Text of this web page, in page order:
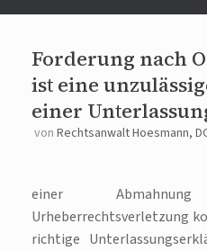
Forderung nach
ist eine
einer
von Rechtsanwalt Hoesmann,
einer
Urheberrechtsverletzung
richtige